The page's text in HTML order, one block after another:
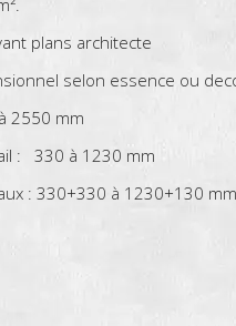
plans architecte
selon essence ou
2550 mm
: 330 à 1230 mm
: 330+330 à 1230+130 mm